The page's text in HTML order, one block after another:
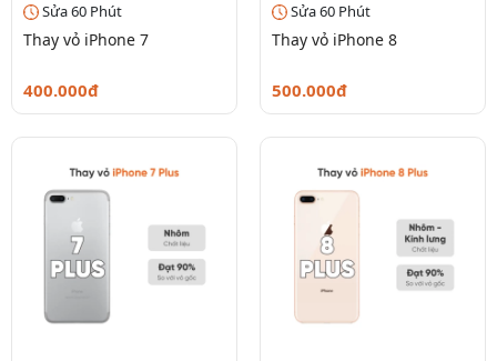
Sửa 60 Phút
Thay vỏ iPhone 7
400.000đ
Sửa 60 Phút
Thay vỏ iPhone 8
500.000đ